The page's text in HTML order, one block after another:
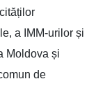
a IMM-urilor și
Moldova și
de